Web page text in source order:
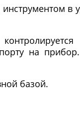
в
на
базой.